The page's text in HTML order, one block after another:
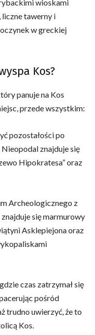
rybackimi wioskami
tawerny i
w greckiej
Kos?
panuje na Kos
przede wszystkim:
pozostałości po
znajduje się
Hipokratesa” oraz
Archeologicznego z
się marmurowy
Asklepiejona oraz
czas zatrzymał się
pośród
trudno uwierzyć, że to
Kos.